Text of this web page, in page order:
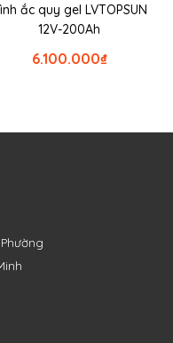
ắc quy gel LVTOPSUN
12V-200Ah
₫
6.100.000